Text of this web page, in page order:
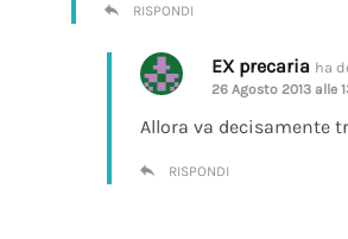
RISPONDI
EX precaria ha
26 Agosto 2013 alle
Allora va decisamente
RISPONDI